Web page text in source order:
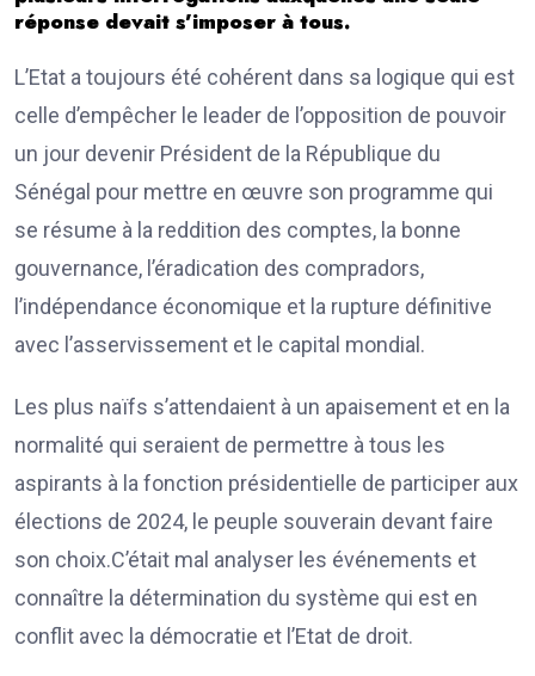
réponse devait s’imposer à tous.
L’Etat a toujours été cohérent dans sa logique qui est
celle d’empêcher le leader de l’opposition de pouvoir
un jour devenir Président de la République du
Sénégal pour mettre en œuvre son programme qui
se résume à la reddition des comptes, la bonne
gouvernance, l’éradication des compradors,
l’indépendance économique et la rupture définitive
avec l’asservissement et le capital mondial.
Les plus naïfs s’attendaient à un apaisement et en la
normalité qui seraient de permettre à tous les
aspirants à la fonction présidentielle de participer aux
élections de 2024, le peuple souverain devant faire
son choix.C’était mal analyser les événements et
connaître la détermination du système qui est en
conflit avec la démocratie et l’Etat de droit.